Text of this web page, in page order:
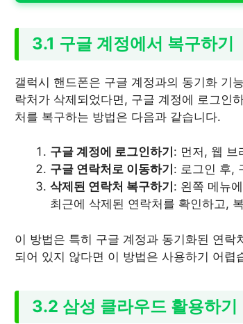
3.1 구글 계정에서 복구하기
갤럭시 핸드폰은 구글 계정과의 동기화 기
락처가 삭제되었다면, 구글 계정에 로그인
처를 복구하는 방법은 다음과 같습니다.
구글 계정에 로그인하기 : 먼저, 웹 브
구글 연락처로 이동하기 : 로그인 후,
삭제된 연락처 복구하기 : 왼쪽 메뉴
최근에 삭제된 연락처를 확인하고,
이 방법은 특히 구글 계정과 동기화된 연
되어 있지 않다면 이 방법은 사용하기 어렵
3.2 삼성 클라우드 활용하기